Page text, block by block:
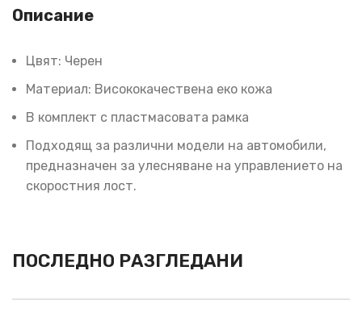
Описание
Цвят: Черен
Материал: Висококачествена еко кожа
В комплект с пластмасовата рамка
Подходящ за различни модели на автомобили,
предназначен за улесняване на управлението на
скоростния лост.
ПОСЛЕДНО РАЗГЛЕДАНИ